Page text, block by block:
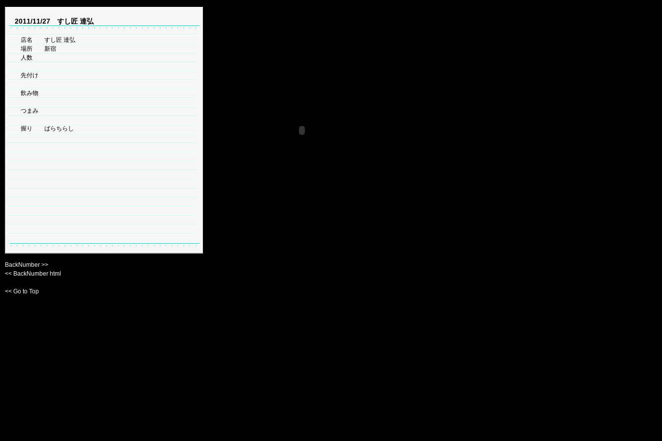
2011/11/27 すし匠 達弘
店名 すし匠 達弘
場所 新宿
人数
先付け
飲み物
つまみ
握り ばらちらし
BackNumber >>
<< BackNumber html
<< Go to Top